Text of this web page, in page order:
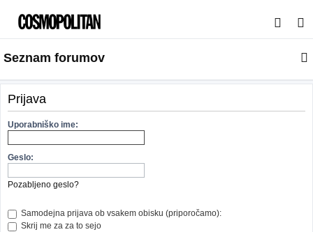
s
a
j
Seznam forumov
Prijava
Uporabniško ime:
Geslo:
Pozabljeno geslo?
Samodejna prijava ob vsakem obisku (priporočamo):
Skrij me za za to sejo